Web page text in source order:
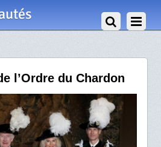
l’Ordre du Chardon